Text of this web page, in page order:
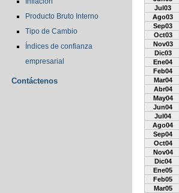
Producto Bruto Interno
Tipo de Cambio
Índices de confianza
empresarial
Contáctenos
Jul03
Ago03
Sep03
Oct03
Nov03
Dic03
Ene04
Feb04
Mar04
Abr04
May04
Jun04
Jul04
Ago04
Sep04
Oct04
Nov04
Dic04
Ene05
Feb05
Mar05